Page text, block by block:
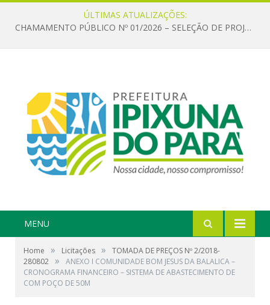
ÚLTIMAS ATUALIZAÇÕES:
CHAMAMENTO PÚBLICO Nº 01/2026 – SELEÇÃO DE PROJETOS PARA FIRMAR TERMO DE EXECUÇÃO CULTURAL COM RECURSOS DA POLÍTICA NACIONAL ALDIR BLANC DE FOMENTO À CULTURA – PNAB (LEI Nº 14.399/2022)
MENU
Home » Licitações »
TOMADA DE PREÇOS Nº 2/2018-
280802 »
ANEXO I COMUNIDADE BOM JESUS DA BALALICA –
CRONOGRAMA FINANCEIRO – SISTEMA DE ABASTECIMENTO DE
COM POÇO DE 50M